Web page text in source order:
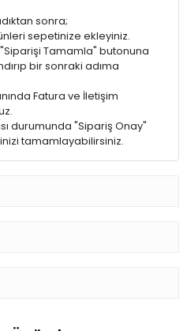
sonra;
sepetinize ekleyiniz.
Tamamla" butonuna
bir sonraki adıma
Fatura ve İletişim
durumunda "Sipariş Onay"
tamamlayabilirsiniz.